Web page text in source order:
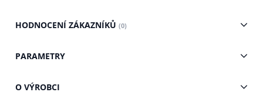
HODNOCENÍ ZÁKAZNÍKŮ (0)
PARAMETRY
O VÝROBCI